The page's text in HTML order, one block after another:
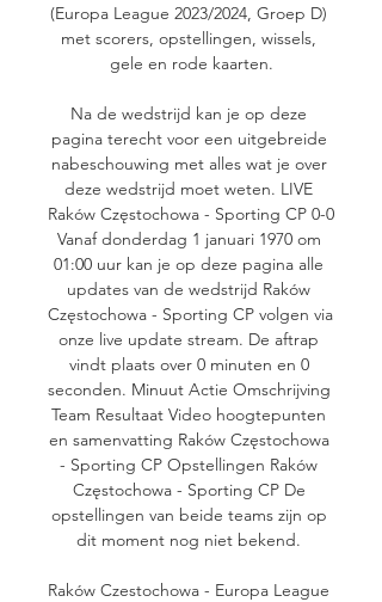
(Europa League 2023/2024, Groep D)
met scorers, opstellingen, wissels,
gele en rode kaarten.
Na de wedstrijd kan je op deze
pagina terecht voor een uitgebreide
nabeschouwing met alles wat je over
deze wedstrijd moet weten. LIVE
Raków Częstochowa - Sporting CP 0-0
Vanaf donderdag 1 januari 1970 om
01:00 uur kan je op deze pagina alle
updates van de wedstrijd Raków
Częstochowa - Sporting CP volgen via
onze live update stream. De aftrap
vindt plaats over 0 minuten en 0
seconden. Minuut Actie Omschrijving
Team Resultaat Video hoogtepunten
en samenvatting Raków Częstochowa
- Sporting CP Opstellingen Raków
Częstochowa - Sporting CP De
opstellingen van beide teams zijn op
dit moment nog niet bekend.
Raków Czestochowa - Europa League